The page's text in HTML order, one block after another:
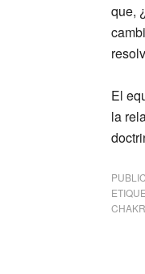
que,
El
la